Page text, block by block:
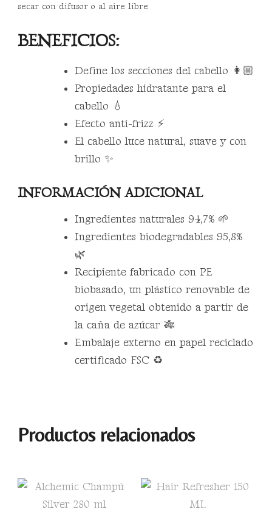
secar con difusor o al aire libre
BENEFICIOS:
Define los secciones del cabello 👩🏼
Propiedades hidratante para el
cabello 💧
Efecto anti-frizz ⚡️
El cabello luce natural, suave y con
brillo ✨
INFORMACIÓN ADICIONAL
Ingredientes naturales 94,7% 🌱
Ingredientes biodegradables 95,8%
🌿
Recipiente fabricado con PE
biobasado, un plástico renovable de
origen vegetal obtenido a partir de
la caña de azúcar 🎋
Embalaje externo en papel reciclado
certificado FSC ♻️
Productos relacionados